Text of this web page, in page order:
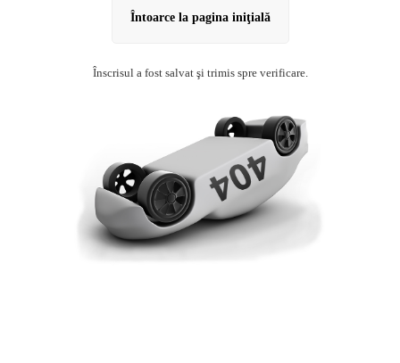
Întoarce la pagina iniţială
Înscrisul a fost salvat şi trimis spre verificare.